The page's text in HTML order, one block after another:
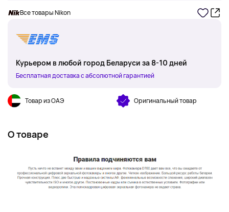
Все товары Nikon
Курьером в любой город Беларуси за 8-10 дней
Бесплатная доставка с абсолютной гарантией
Товар из ОАЭ Оригинальный товар
О товаре